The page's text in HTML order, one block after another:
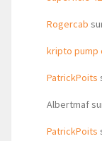
Rogercab
kripto pump
PatrickPoits
Albertmaf
PatrickPoits